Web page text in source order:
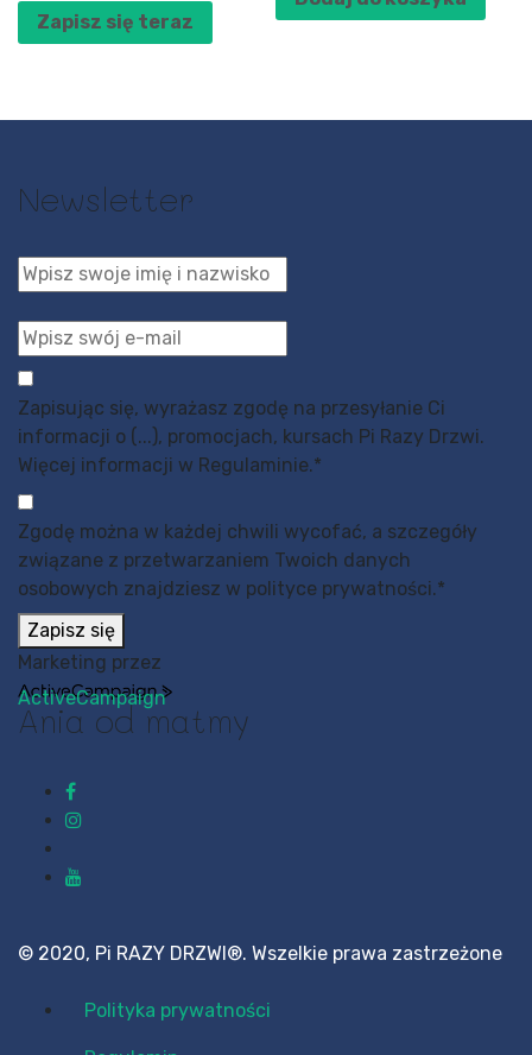
Zapisz się teraz
Newsletter
Zapisując się, wyrażasz zgodę na przesyłanie Ci
informacji o (...), promocjach, kursach Pi Razy Drzwi.
Więcej informacji w Regulaminie.*
Zgodę można w każdej chwili wycofać, a szczegóły
związane z przetwarzaniem Twoich danych
osobowych znajdziesz w polityce prywatności.*
Zapisz się
Marketing przez
ActiveCampaign
Ania od matmy
© 2020, Pi RAZY DRZWI®. Wszelkie prawa zastrzeżone
Polityka prywatności